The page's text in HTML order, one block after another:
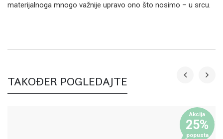
materijalnoga mnogo važnije upravo ono što nosimo – u srcu.
TAKOĐER POGLEDAJTE
Akcija
25%
popusta